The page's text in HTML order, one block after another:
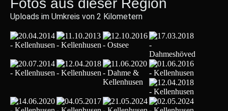
Fotos aus dieser Region
Uploads im Umkreis von 2 Kilometern